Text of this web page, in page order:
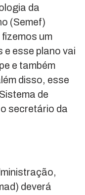
da
(Semef)
um
e esse plano vai
e também
disso, esse
de
secretário da
deverá